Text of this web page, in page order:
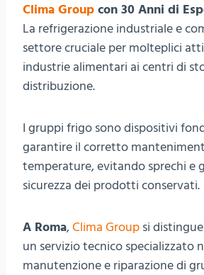
Clima Group con 30 Anni di
La refrigerazione industriale e
settore cruciale per molteplici
industrie alimentari ai centri di
distribuzione.
I gruppi frigo sono dispositivi
garantire il corretto
temperature, evitando sprechi e
sicurezza dei prodotti conservati.
A Roma,Clima Group si
un servizio tecnico specializzato
manutenzione e riparazione di